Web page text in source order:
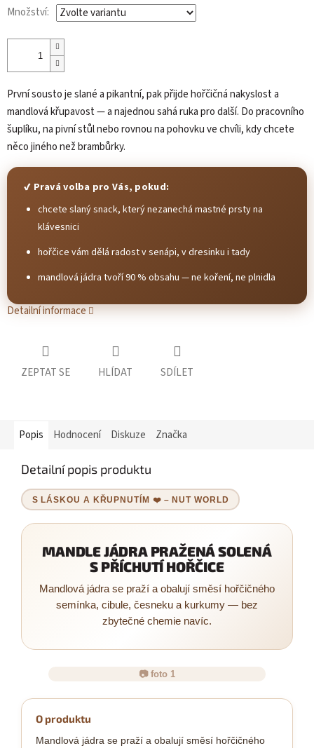
Množství:
První sousto je slané a pikantní, pak přijde hořčičná nakyslost a
mandlová křupavost — a najednou sahá ruka pro další. Do pracovního
šuplíku, na pivní stůl nebo rovnou na pohovku ve chvíli, kdy chcete
něco jiného než brambůrky.
✔ Pravá volba pro Vás, pokud:
chcete slaný snack, který nezanechá mastné prsty na
klávesnici
hořčice vám dělá radost v senápi, v dresinku i tady
mandlová jádra tvoří 90 % obsahu — ne koření, ne plnidla
Detailní informace
ZEPTAT SE HLÍDAT SDÍLET
Popis Hodnocení Diskuze Značka
Detailní popis produktu
S LÁSKOU A KŘUPNUTÍM ❤️ – NUT WORLD
MANDLE JÁDRA PRAŽENÁ SOLENÁ
S PŘÍCHUTÍ HOŘČICE
Mandlová jádra se praží a obalují směsí hořčičného
semínka, cibule, česneku a kurkumy — bez
zbytečné chemie navíc.
📷 foto 1
O produktu
Mandlová jádra se praží a obalují směsí hořčičného